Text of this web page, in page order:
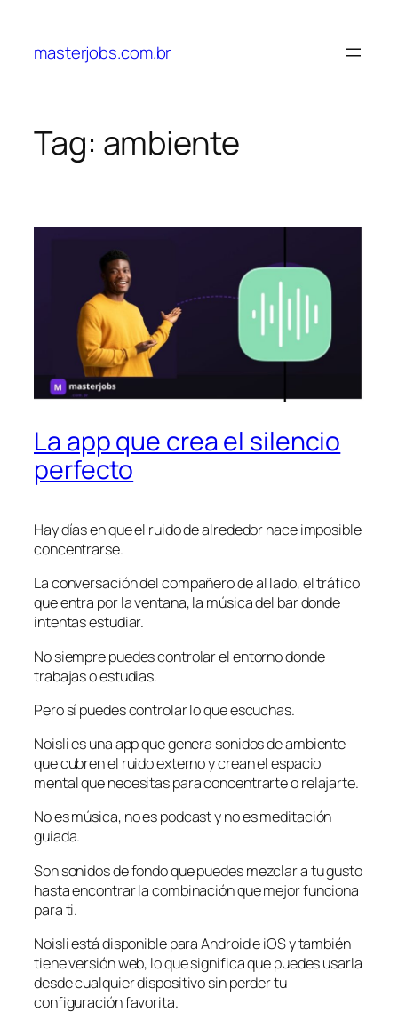
masterjobs.com.br
Tag: ambiente
La app que crea el silencio
perfecto
Hay días en que el ruido de alrededor hace imposible
concentrarse.
La conversación del compañero de al lado, el tráfico
que entra por la ventana, la música del bar donde
intentas estudiar.
No siempre puedes controlar el entorno donde
trabajas o estudias.
Pero sí puedes controlar lo que escuchas.
Noisli es una app que genera sonidos de ambiente
que cubren el ruido externo y crean el espacio
mental que necesitas para concentrarte o relajarte.
No es música, no es podcast y no es meditación
guiada.
Son sonidos de fondo que puedes mezclar a tu gusto
hasta encontrar la combinación que mejor funciona
para ti.
Noisli está disponible para Android e iOS y también
tiene versión web, lo que significa que puedes usarla
desde cualquier dispositivo sin perder tu
configuración favorita.